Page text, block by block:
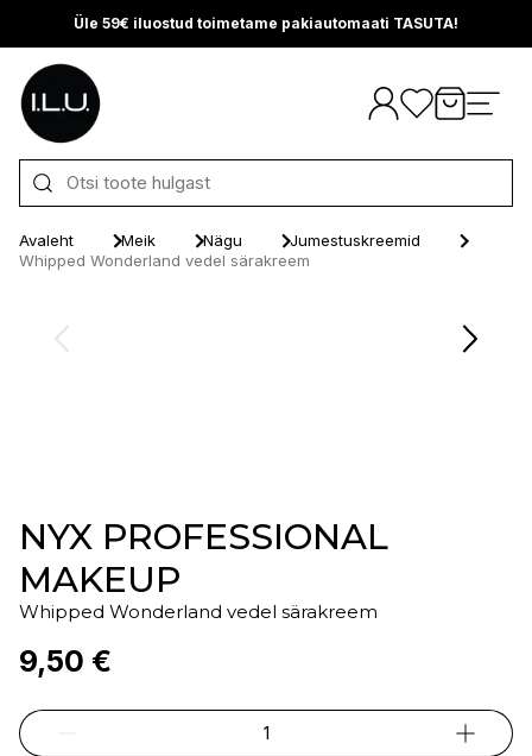
Üle 59€ iluostud toimetame pakiautomaati TASUTA!
Otse sisu juurde
Avaleht Meik Nägu
Jumestuskreemid
Whipped Wonderland vedel särakreem
NYX PROFESSIONAL
MAKEUP
Whipped Wonderland vedel särakreem
9,50 €